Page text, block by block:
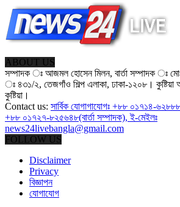
ABOUT US
সম্পাদক ঃ আজমল হোসেন মিলন, বার্তা সম্পাদক ঃ
ঃ ৪৩১/২, তেজগাঁও শিল্প এলাকা, ঢাকা-১২০৮।
কুষ্টিয়া।
Contact us: সার্বিক যোগাগাযোগঃ +৮৮ ০১৭১৪-
+৮৮ ০১৭২৭-৮২৫৬৪৮(বার্তা সম্পাদক), ই-মেইলঃ
news24livebangla@gmail.com
FOLLOW US
Disclaimer
Privacy
বিজ্ঞাপন
যোগাযোগ